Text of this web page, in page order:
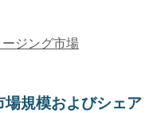
ジング市場
規模およびシェア